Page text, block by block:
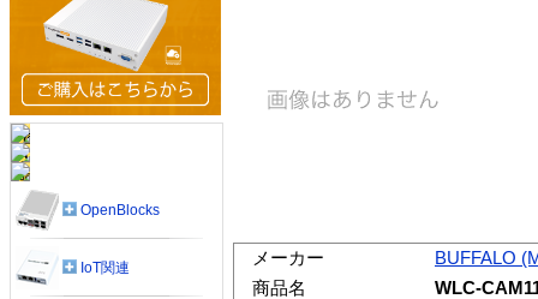
メーカー
BUFFALO
商品名
WLC-
OpenBlocks
IoT関連